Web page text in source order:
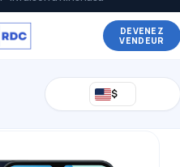
DEVENEZ
VENDEUR
$